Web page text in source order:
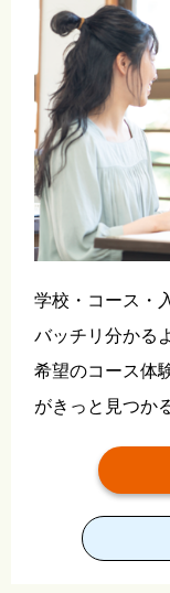
学校・コース・
バッチリ分かる
希望のコース体
がきっと見つか